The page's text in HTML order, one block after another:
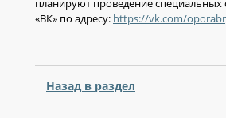
планируют проведение
«ВК» по адресу: https://vk.com/
Назад в раздел